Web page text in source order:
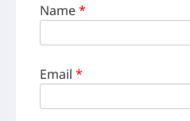
Name*
Email *